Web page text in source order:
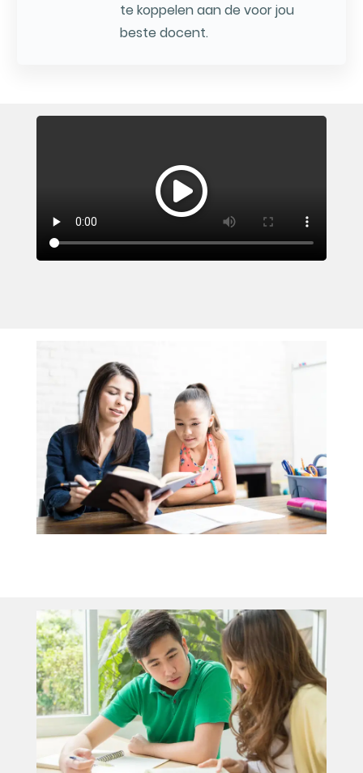
te koppelen aan de voor jou
beste docent.